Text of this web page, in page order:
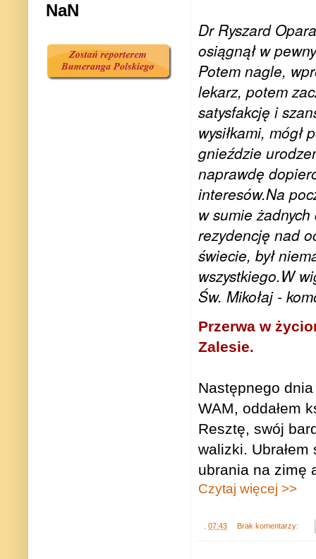
Dr Ryszard Opara
osiągnął w
Potem nagle,
lekarz, potem
satysfakcję i
wysiłkami, mógł
gnieździe
naprawdę
interesów.Na
w sumie
rezydencję nad
świecie, był
wszystkiego.W
Św. Mikołaj -
Przerwa w
Zalesie.
Następnego
WAM, oddałem
Resztę, swój
walizki.
ubrania na zimę
Czytaj więcej >>
07:43 Brak komentarzy:
NaN